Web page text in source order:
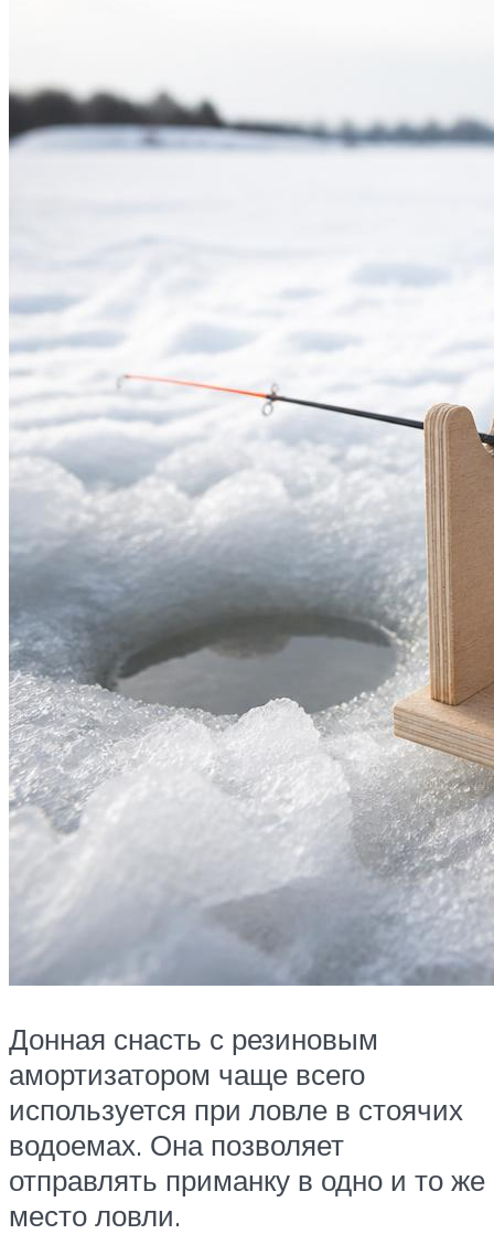
Донная снасть с резиновым
амортизатором чаще всего
используется при ловле в стоячих
водоемах. Она позволяет
отправлять приманку в одно и то же
место ловли.